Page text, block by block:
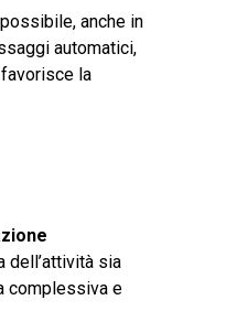
anche in
automatici,
la
dell’attività sia
complessiva e